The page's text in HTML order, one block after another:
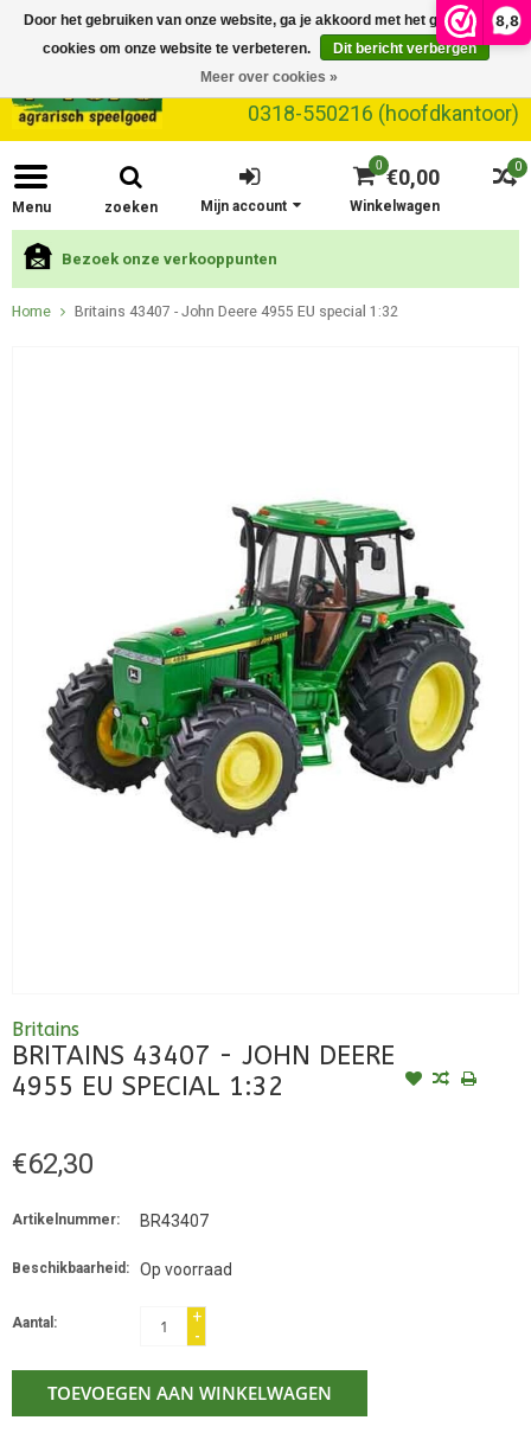
8,8
0318-550216 (hoofdkantoor)
Menu zoeken
0
0 €0,00
Winkelwagen
Mijn account
Bezoek onze verkooppunten
Home Britains 43407 - John Deere 4955 EU special 1:32
Britains
BRITAINS 43407 - JOHN DEERE
4955 EU SPECIAL 1:32
€62,30
Artikelnummer: BR43407
Beschikbaarheid: Op voorraad
Aantal:
+
-
TOEVOEGEN AAN WINKELWAGEN
Door het gebruiken van onze website, ga je akkoord met het gebruik van
cookies om onze website te verbeteren.
Dit bericht verbergen
Meer over cookies »